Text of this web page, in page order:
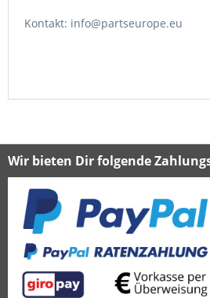
Kontakt: info@partseurope.eu
Wir bieten Dir folgende